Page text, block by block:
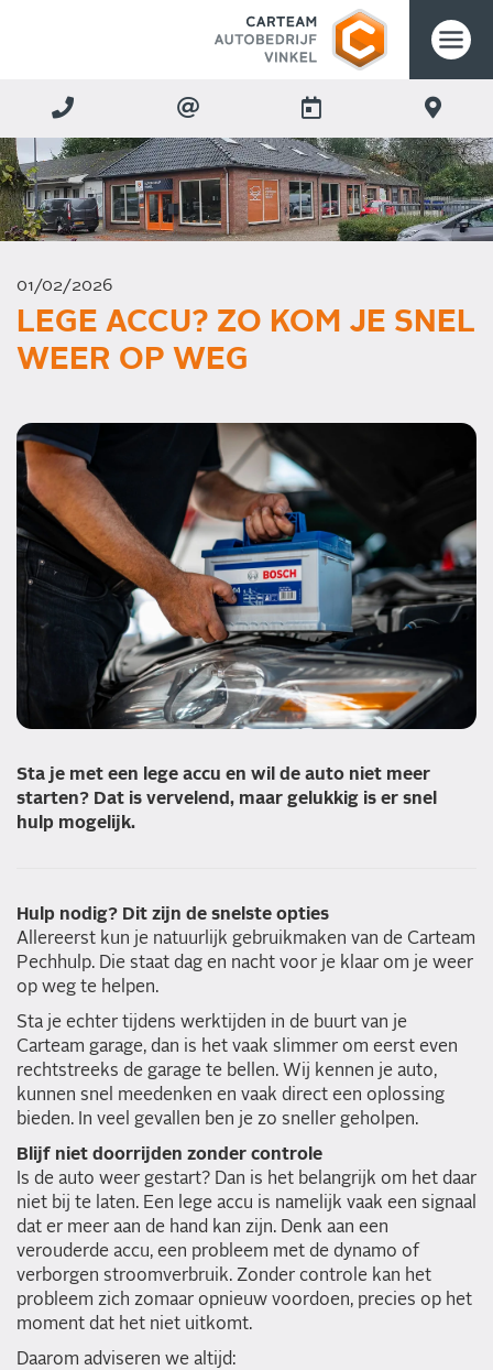
01/02/2026
LEGE ACCU? ZO KOM JE SNEL
WEER OP WEG
Sta je met een lege accu en wil de auto niet meer
starten? Dat is vervelend, maar gelukkig is er snel
hulp mogelijk.
Hulp nodig? Dit zijn de snelste opties
Allereerst kun je natuurlijk gebruikmaken van de Carteam
Pechhulp. Die staat dag en nacht voor je klaar om je weer
op weg te helpen.
Sta je echter tijdens werktijden in de buurt van je
Carteam garage, dan is het vaak slimmer om eerst even
rechtstreeks de garage te bellen. Wij kennen je auto,
kunnen snel meedenken en vaak direct een oplossing
bieden. In veel gevallen ben je zo sneller geholpen.
Blijf niet doorrijden zonder controle
Is de auto weer gestart? Dan is het belangrijk om het daar
niet bij te laten. Een lege accu is namelijk vaak een signaal
dat er meer aan de hand kan zijn. Denk aan een
verouderde accu, een probleem met de dynamo of
verborgen stroomverbruik. Zonder controle kan het
probleem zich zomaar opnieuw voordoen, precies op het
moment dat het niet uitkomt.
Daarom adviseren we altijd: